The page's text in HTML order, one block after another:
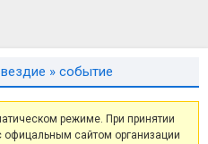
» событие
режиме. При принятии
сайтом организации